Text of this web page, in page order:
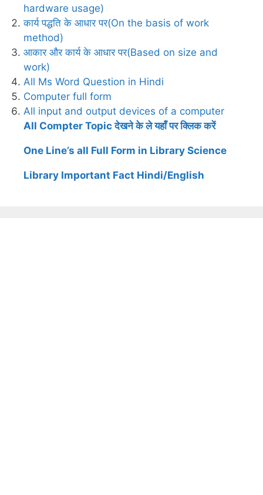
hardware usage)
कार्य पद्धति के आधार पर(On the basis of work
method)
आकार और कार्य के आधार पर(Based on size and
work)
All Ms Word Question in Hindi
Computer full form
All input and output devices of a computer
All Compter Topic देखने के ले यहाँ पर क्लिक करें
One Line’s all Full Form in Library Science
Library Important Fact Hindi/English